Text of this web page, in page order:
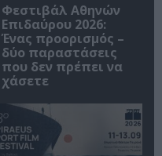
Φεστιβάλ Αθηνών
Επιδαύρου 2026:
Ένας προορισμός –
δύο παραστάσεις
που δεν πρέπει να
χάσετε